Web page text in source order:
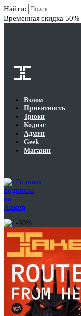
Найти:
Временная скидка 50%
Взлом
Приватность
Трюки
Кодинг
Админ
Geek
Магазин
Годовая
подписка
на
Хакер
-50%